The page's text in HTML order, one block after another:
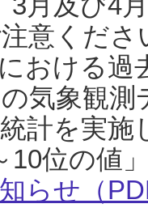
意くだ
おける過
の気象観
計を実
10位の値
らせ（